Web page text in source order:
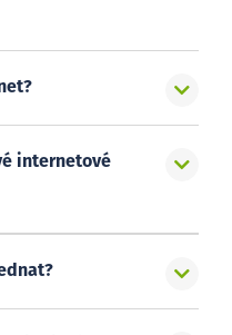
internetové